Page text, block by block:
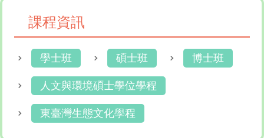
課程資訊
學士班 碩士班 博士班
人文與環境碩士學位學程
東臺灣生態文化學程